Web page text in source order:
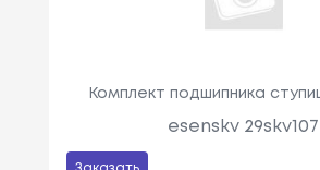
Комплект подшипника
esenskv 29skv107